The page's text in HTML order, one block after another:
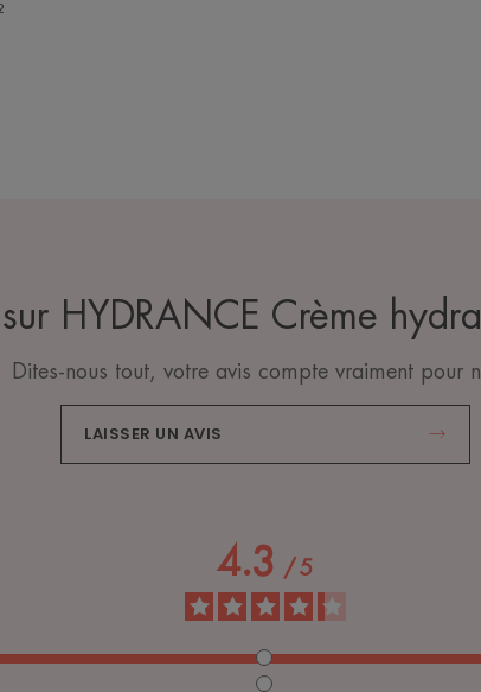
HYDRANCE Crème
Dites-nous tout, votre avis compte vraiment pour
LAISSER UN AVIS
4.3 /5